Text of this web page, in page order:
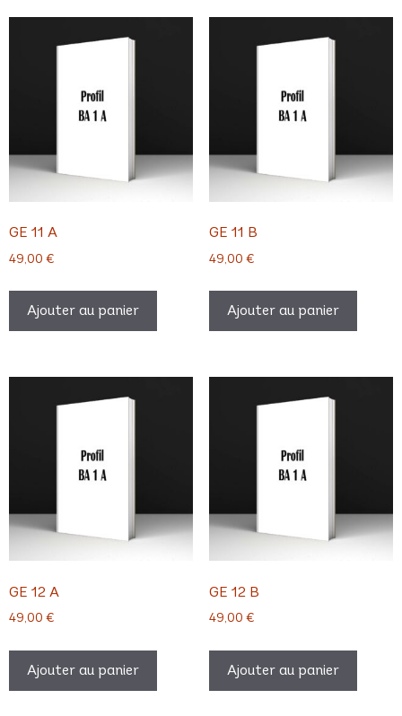
GE 11 A
49,00 €
Ajouter au panier
GE 11 B
49,00 €
Ajouter au panier
GE 12 A
49,00 €
Ajouter au panier
GE 12 B
49,00 €
Ajouter au panier